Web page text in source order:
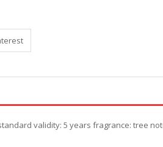
validity: 5 years fragrance: tree